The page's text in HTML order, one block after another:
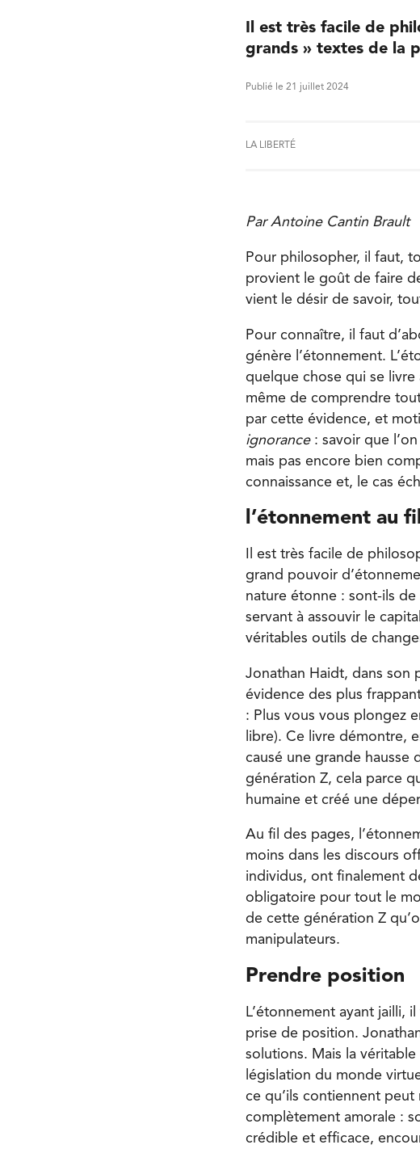
Il est très facile de
grands » textes de la
Publié le 21 juillet 2024
LA LIBERTÉ
Par Antoine Cantin Brault
Pour philosopher, il faut,
provient le goût de faire
vient le désir de savoir,
Pour connaître, il faut
génère l’étonnement.
quelque chose qui se livre
même de comprendre
par cette évidence, et
ignorance : savoir que
mais pas encore bien
connaissance et, le cas
l’étonnement au
Il est très facile de
grand pouvoir
nature étonne : sont-ils
servant à assouvir le
véritables outils de
Jonathan Haidt, dans son
évidence des plus
: Plus vous vous plongez
libre). Ce livre démontre,
causé une grande hausse
génération Z, cela parce
humaine et créé une
Au fil des pages,
moins dans les discours
individus, ont finalement
obligatoire pour tout le
de cette génération Z
manipulateurs.
Prendre position
L’étonnement ayant jailli,
prise de position.
solutions. Mais la
législation du monde
ce qu’ils contiennent
complètement amorale :
crédible et efficace,